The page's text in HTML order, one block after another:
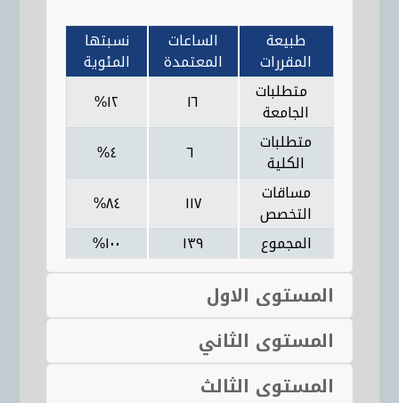
طبيعة
المقررات
الساعات
المعتمدة
نسبتها
المئوية
متطلبات
الجامعة ١٦
١٢%
متطلبات
الكلية
٤%
مساقات
التخصص ١١٧
٨٤%
المجموع
١٣٩ ١٠٠%
المستوى الاول
المستوى الثاني
المستوى الثالث